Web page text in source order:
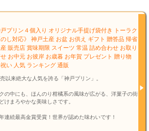
プリン４個入り オリジナル手提げ袋付き トーラク
のし対応》 神戸土産 お盆 お供え ギフト 贈答品 帰省
販売店 賞味期限 スイーツ 常温 詰め合わせ お取り
お中元 お彼岸 お歳暮 お年賀 プレゼント 贈り物
い 人気 ランキング 通販
以来絶大な人気を誇る「神戸プリン」。
の中にも、ほんのり柑橘系の風味が広がる、洋菓子の街
けまろやかな美味しさです。
連続最高金賞受賞！世界が認めた味わいです！